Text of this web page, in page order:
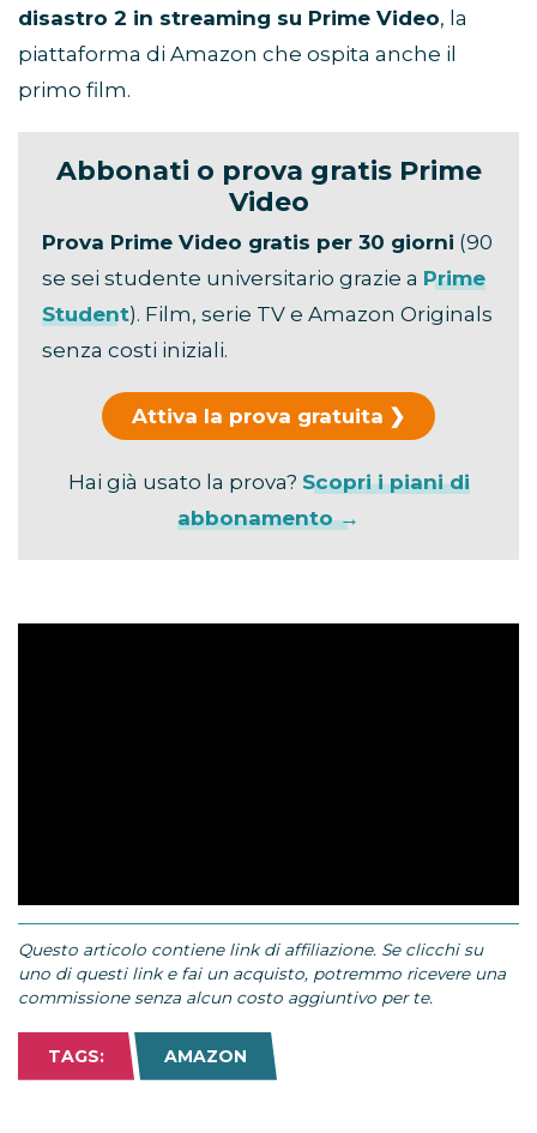
disastro 2 in streaming su Prime Video, la
piattaforma di Amazon che ospita anche il
primo film.
Abbonati o prova gratis Prime
Video
Prova Prime Video gratis per 30 giorni (90
se sei studente universitario grazie a Prime
Student). Film, serie TV e Amazon Originals
senza costi iniziali.
Attiva la prova gratuita
Hai già usato la prova? Scopri i piani di
abbonamento →
Questo articolo contiene link di affiliazione. Se clicchi su
uno di questi link e fai un acquisto, potremmo ricevere una
commissione senza alcun costo aggiuntivo per te.
TAGS: AMAZON